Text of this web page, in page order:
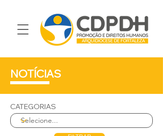
NOTÍCIAS
CATEGORIAS